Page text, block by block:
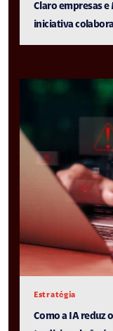
Claro empresas
iniciativa
Estratégia
Como a IA reduz